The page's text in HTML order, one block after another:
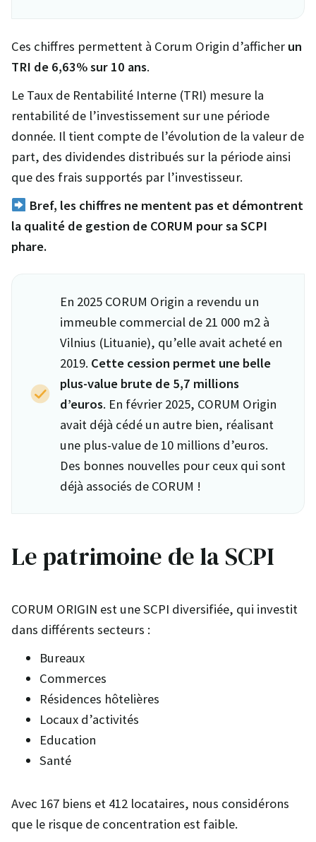
Ces chiffres permettent à Corum Origin d’afficher un
TRI de 6,63% sur 10 ans.
Le Taux de Rentabilité Interne (TRI) mesure la
rentabilité de l’investissement sur une période
donnée. Il tient compte de l’évolution de la valeur de
part, des dividendes distribués sur la période ainsi
que des frais supportés par l’investisseur.
Bref, les chiffres ne mentent pas et démontrent
la qualité de gestion de CORUM pour sa SCPI
phare.
En 2025 CORUM Origin a revendu un
immeuble commercial de 21 000 m2 à
Vilnius (Lituanie), qu’elle avait acheté en
2019. Cette cession permet une belle
plus-value brute de 5,7 millions
d’euros. En février 2025, CORUM Origin
avait déjà cédé un autre bien, réalisant
une plus-value de 10 millions d’euros.
Des bonnes nouvelles pour ceux qui sont
déjà associés de CORUM !
Le patrimoine de la SCPI
CORUM ORIGIN est une SCPI diversifiée, qui investit
dans différents secteurs :
Bureaux
Commerces
Résidences hôtelières
Locaux d’activités
Education
Santé
Avec 167 biens et 412 locataires, nous considérons
que le risque de concentration est faible.